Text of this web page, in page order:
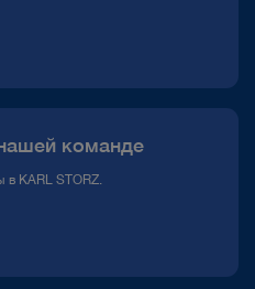
команде
в KARL STORZ.